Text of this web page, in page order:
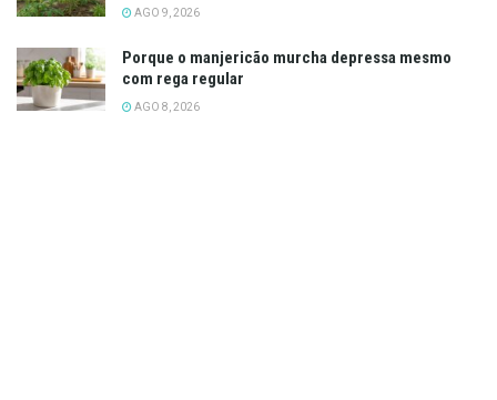
AGO 9, 2026
Porque o manjericão murcha depressa mesmo
com rega regular
AGO 8, 2026